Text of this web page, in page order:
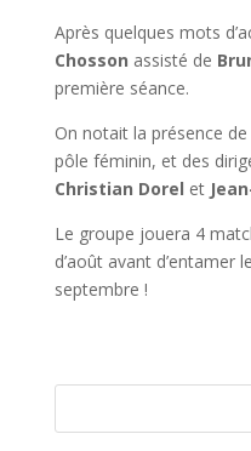
Après quelques mots
Chosson assisté de
première séance.
On notait la présence de
pôle féminin, et des
Christian Dorel et
Le groupe jouera 4
d’août avant d’entamer
septembre !